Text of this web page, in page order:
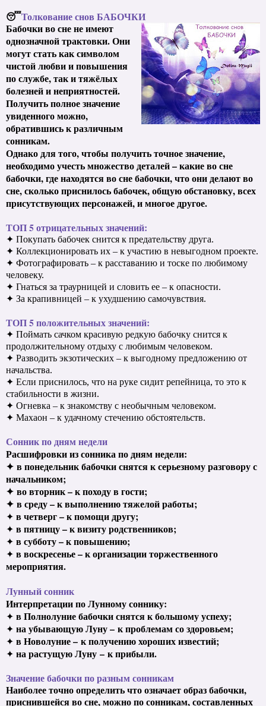
😴Толкование снов БАБОЧКИ
Бабочки во сне не имеют
однозначной трактовки. Они
могут стать как символом
чистой любви и повышения
по службе, так и тяжёлых
болезней и неприятностей.
Получить полное значение
увиденного можно,
обратившись к различным
сонникам.
Однако для того, чтобы получить точное значение,
необходимо учесть множество деталей – какие во сне
бабочки, где находятся во сне бабочки, что они делают во
сне, сколько приснилось бабочек, общую обстановку, всех
присутствующих персонажей, и многое другое.
ТОП 5 отрицательных значений:
✦ Покупать бабочек снится к предательству друга.
✦ Коллекционировать их – к участию в невыгодном проекте.
✦ Фотографировать – к расставанию и тоске по любимому
человеку.
✦ Гнаться за траурницей и словить ее – к опасности.
✦ За крапивницей – к ухудшению самочувствия.
ТОП 5 положительных значений:
✦ Поймать сачком красивую редкую бабочку снится к
продолжительному отдыху с любимым человеком.
✦ Разводить экзотических – к выгодному предложению от
начальства.
✦ Если приснилось, что на руке сидит репейница, то это к
стабильности в жизни.
✦ Огневка – к знакомству с необычным человеком.
✦ Махаон – к удачному стечению обстоятельств.
Сонник по дням недели
Расшифровки из сонника по дням недели:
✦ в понедельник бабочки снятся к серьезному разговору с
начальником;
✦ во вторник – к походу в гости;
✦ в среду – к выполнению тяжелой работы;
✦ в четверг – к помощи другу;
✦ в пятницу – к визиту родственников;
✦ в субботу – к повышению;
✦ в воскресенье – к организации торжественного
мероприятия.
Лунный сонник
Интерпретации по Лунному соннику:
✦ в Полнолуние бабочки снятся к большому успеху;
✦ на убывающую Луну – к проблемам со здоровьем;
✦ в Новолуние – к получению хороших известий;
✦ на растущую Луну – к прибыли.
Значение бабочки по разным сонникам
Наиболее точно определить что означает образ бабочки,
приснившейся во сне, можно по сонникам, составленных